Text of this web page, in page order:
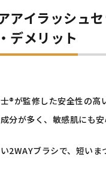
アイラッシュ
デメリット
®が監修した安全性の高
分が多く、敏感肌にも
2WAYブラシで、短いま